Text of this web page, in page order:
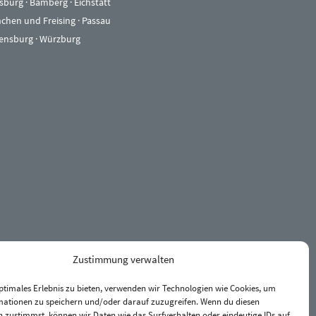
Zustimmung verwalten
Erlebnis zu bieten, verwenden wir Technologien wie Cookies, um
zu speichern und/oder darauf zuzugreifen. Wenn du diesen
und Freising · Passau
·Würzburg